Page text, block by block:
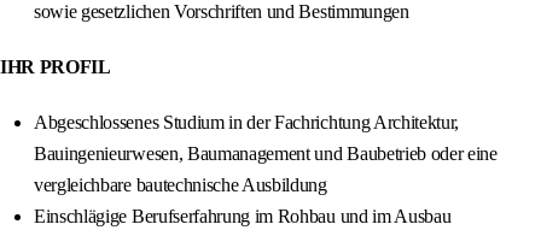
sowie gesetzlichen Vorschriften und Bestimmungen
IHR PROFIL
Abgeschlossenes Studium in der Fachrichtung Architektur,
Bauingenieurwesen, Baumanagement und Baubetrieb oder eine
vergleichbare bautechnische Ausbildung
Einschlägige Berufserfahrung im Rohbau und im Ausbau